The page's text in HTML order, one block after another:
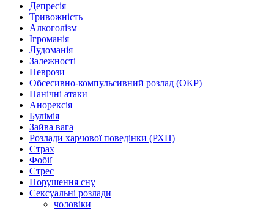
Депресія
Тривожність
Алкоголізм
Ігроманія
Лудоманія
Залежності
Неврози
Обсесивно-компульсивний розлад (ОКР)
Панічні атаки
Анорексія
Булімія
Зайва вага
Розлади харчової поведінки (РХП)
Страх
Фобії
Стрес
Порушення сну
Сексуальні розлади
чоловіки